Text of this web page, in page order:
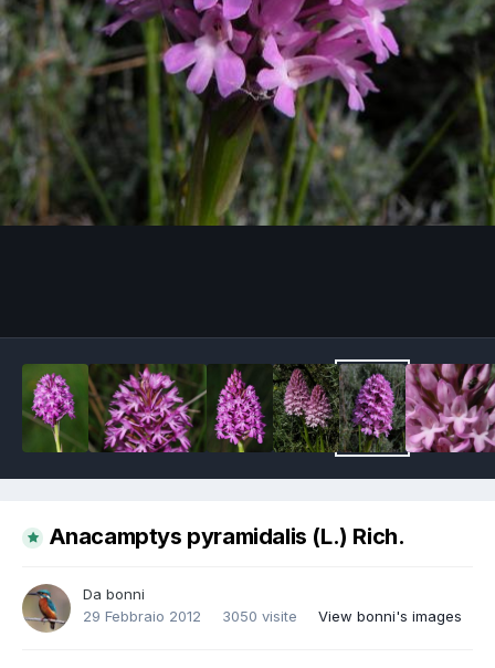
Anacamptys pyramidalis (L.) Rich.
Da bonni
29 Febbraio 2012
3050 visite View bonni's images